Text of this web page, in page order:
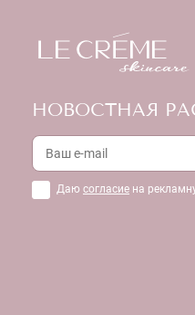
НОВОСТНАЯ
Даю согласие на